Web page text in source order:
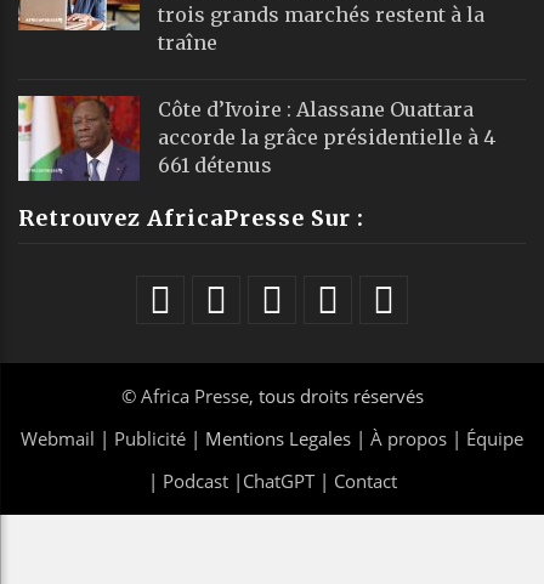
trois grands marchés restent à la
traîne
Côte d’Ivoire : Alassane Ouattara
accorde la grâce présidentielle à 4
661 détenus
Retrouvez AfricaPresse Sur :
© Africa Presse, tous droits réservés
Webmail | Publicité | Mentions Legales | À propos | Équipe
| Podcast| ChatGPT| Contact